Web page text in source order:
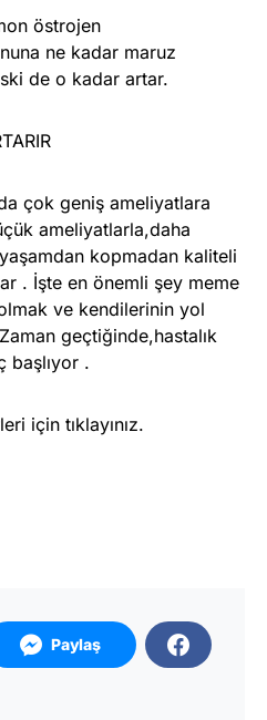
östrojen
ne kadar maruz
de o kadar artar.
çok geniş ameliyatlara
ameliyatlarla,daha
kopmadan kaliteli
. İşte en önemli şey meme
ve kendilerinin yol
geçtiğinde,hastalık
başlıyor .
için tıklayınız.
Paylaş